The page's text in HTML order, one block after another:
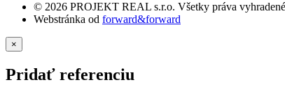
© 2026 PROJEKT REAL s.r.o. Všetky práva
Webstránka od forward&forward
×
Pridať referenciu